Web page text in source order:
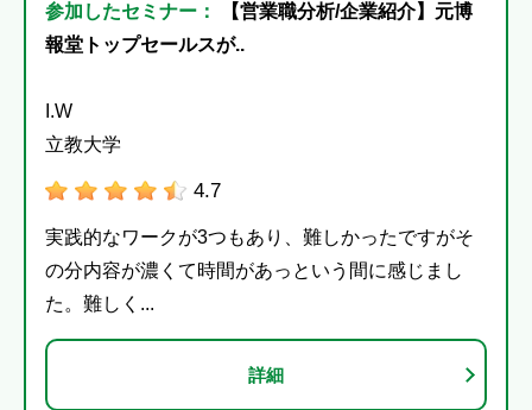
参加したセミナー：
【営業職分析/企業紹介】元博
報堂トップセールスが..
I.W
立教大学
4.7
実践的なワークが3つもあり、難しかったですがそ
の分内容が濃くて時間があっという間に感じまし
た。難しく...
詳細